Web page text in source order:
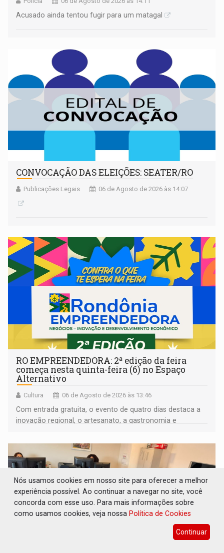
Acusado ainda tentou fugir para um matagal
CONVOCAÇÃO DAS ELEIÇÕES: SEATER/RO
Publicações Legais 06 de Agosto de 2026 às 14:07
RO EMPREENDEDORA: 2ª edição da feira
começa nesta quinta-feira (6) no Espaço
Alternativo
Cultura 06 de Agosto de 2026 às 13:46
Com entrada gratuita, o evento de quatro dias destaca a
inovação regional, o artesanato, a gastronomia e
Nós usamos cookies em nosso site para oferecer a melhor
experiência possível. Ao continuar a navegar no site, você
concorda com esse uso. Para mais informações sobre
como usamos cookies, veja nossa Política de Cookies
Continuar